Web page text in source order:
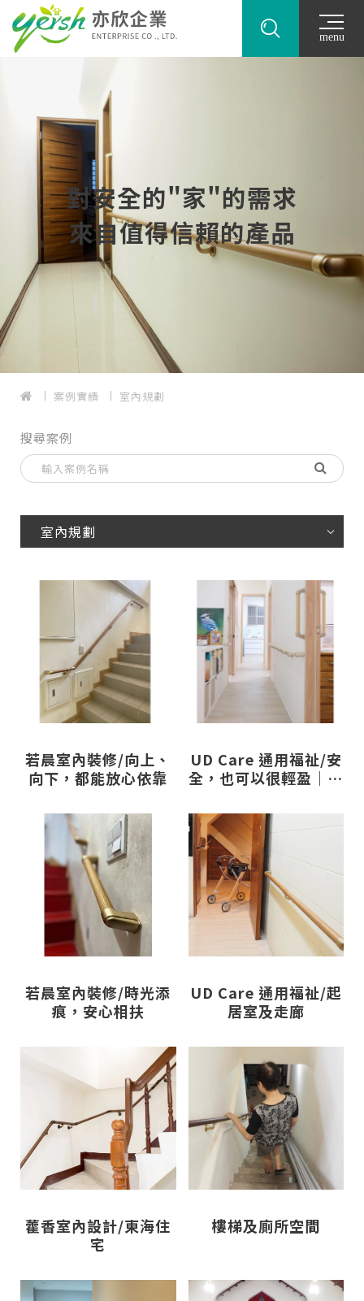
menu
對安全的"家"的需求
來自值得信賴的產品
案例實績 室內規劃
搜尋案例
室內規劃
若晨室內裝修/向上、
向下，都能放心依靠
UD Care 通用福祉/安
全，也可以很輕盈｜居
若晨室內裝修/時光添
痕，安心相扶
UD Care 通用福祉/起
居室及走廊
藿香室內設計/東海住
宅
樓梯及廁所空間